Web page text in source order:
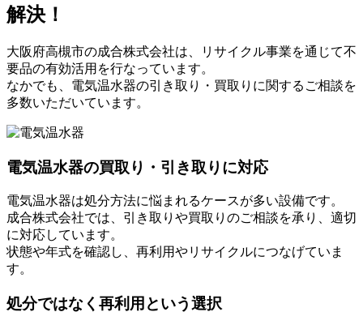
解決！
大阪府高槻市の成合株式会社は、リサイクル事業を通じて不
要品の有効活用を行なっています。
なかでも、電気温水器の引き取り・買取りに関するご相談を
多数いただいています。
電気温水器の買取り・引き取りに対応
電気温水器は処分方法に悩まれるケースが多い設備です。
成合株式会社では、引き取りや買取りのご相談を承り、適切
に対応しています。
状態や年式を確認し、再利用やリサイクルにつなげていま
す。
処分ではなく再利用という選択